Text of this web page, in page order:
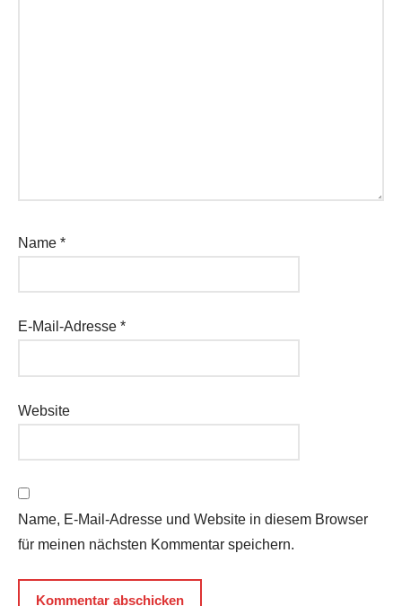
Name *
E-Mail-Adresse *
Website
Name, E-Mail-Adresse und Website in diesem Browser
für meinen nächsten Kommentar speichern.